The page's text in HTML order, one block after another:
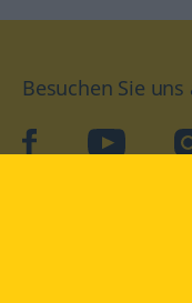
Besuchen Sie uns
facebookYouTube